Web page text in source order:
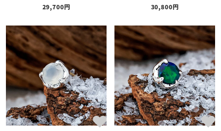
29,700 30,800